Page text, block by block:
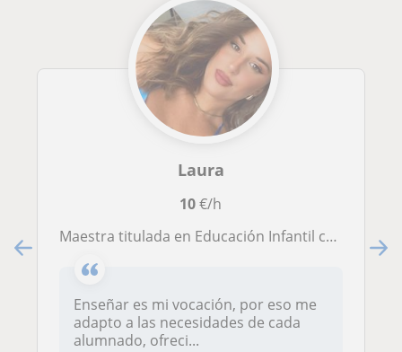
Laura
10€/h
Maestra titulada en Educación Infantil con años de experiencia dando clases particulares, de niñera y apoyo específico en aula.
Enseñar es mi vocación, por eso me
adapto a las necesidades de cada
alumnado, ofreci...